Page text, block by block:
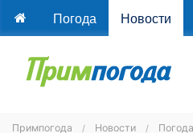
Погода Новости
Примпогода Новости Погода